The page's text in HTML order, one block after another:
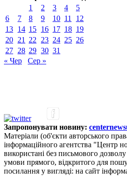
1
2 3 4
5
6
7 8 9 10 11
12
13 14 15 16 17 18 19
20 21 22 23 24 25 26
27 28 29 30 31
« Чер
Сер »
Запропонувати новину:
Матеріали (об'єкти авторського
інформаційного агентства "Центр
використані без письмового
умови прямого, відкритого для
посилання у вигляді: на сайт